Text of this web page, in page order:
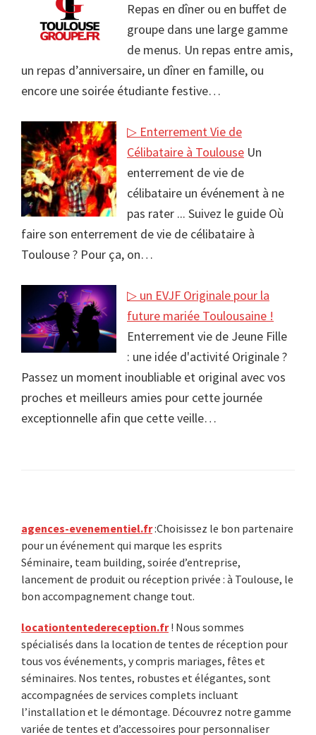
Repas en dîner ou en buffet de
groupe dans une large gamme
de menus. Un repas entre amis,
un repas d’anniversaire, un dîner en famille, ou
encore une soirée étudiante festive…
▷ Enterrement Vie de
Célibataire à Toulouse Un
enterrement de vie de
célibataire un événement à ne
pas rater ... Suivez le guide Où
faire son enterrement de vie de célibataire à
Toulouse ? Pour ça, on…
▷ un EVJF Originale pour la
future mariée Toulousaine !
Enterrement vie de Jeune Fille
: une idée d'activité Originale ?
Passez un moment inoubliable et original avec vos
proches et meilleurs amies pour cette journée
exceptionnelle afin que cette veille…
Primary
Sidebar
agences-evenementiel.fr:Choisissez le bon partenaire
pour un événement qui marque les esprits
Séminaire, team building, soirée d’entreprise,
lancement de produit ou réception privée : à Toulouse, le
bon accompagnement change tout.
locationtentedereception.fr! Nous sommes
spécialisés dans la location de tentes de réception pour
tous vos événements, y compris mariages, fêtes et
séminaires. Nos tentes, robustes et élégantes, sont
accompagnées de services complets incluant
l’installation et le démontage. Découvrez notre gamme
variée de tentes et d’accessoires pour personnaliser